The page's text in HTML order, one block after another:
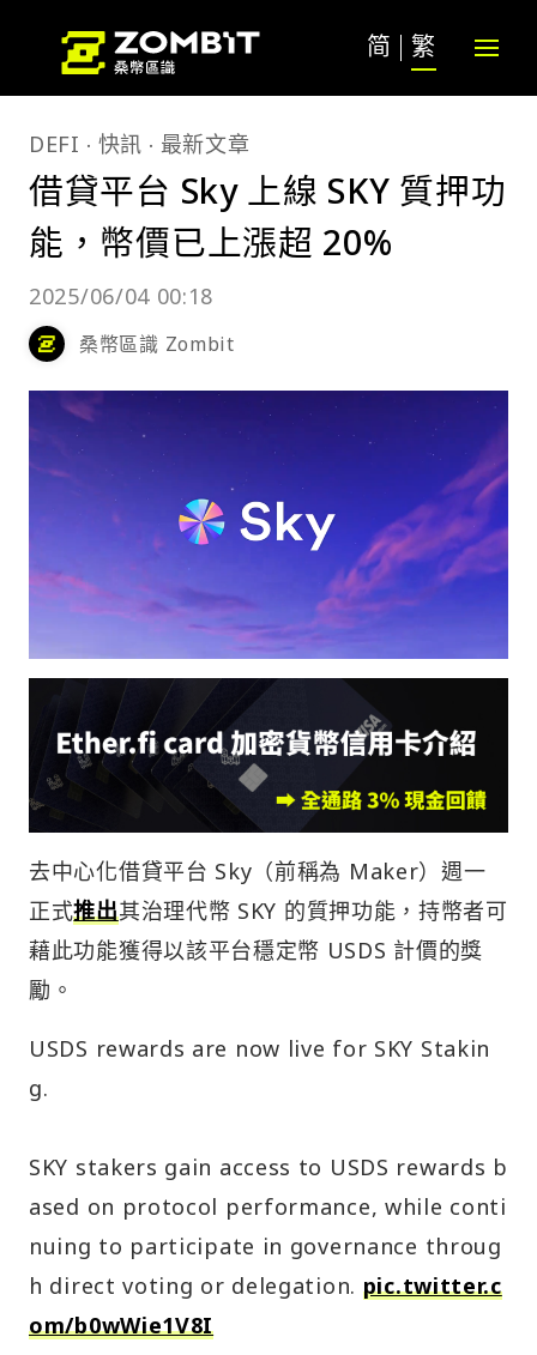
简 繁
DEFI 快訊 最新文章
借貸平台 Sky 上線 SKY 質押功
能，幣價已上漲超 20%
2025/06/04 00:18
桑幣區識 Zombit
去中心化借貸平台 Sky（前稱為 Maker）週一
正式推出其治理代幣 SKY 的質押功能，持幣者可
藉此功能獲得以該平台穩定幣 USDS 計價的獎
勵。
USDS rewards are now live for SKY Stakin
g.
SKY stakers gain access to USDS rewards b
ased on protocol performance, while conti
nuing to participate in governance throug
h direct voting or delegation. pic.twitter.c
om/b0wWie1V8I